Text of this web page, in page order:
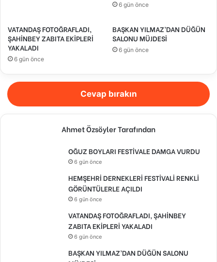
6 gün önce
VATANDAŞ FOTOĞRAFLADI,
ŞAHİNBEY ZABITA EKİPLERİ
YAKALADI
6 gün önce
BAŞKAN YILMAZ’DAN DÜĞÜN
SALONU MÜJDESİ
6 gün önce
Cevap bırakın
Ahmet Özsöyler Tarafından
OĞUZ BOYLARI FESTİVALE DAMGA VURDU
6 gün önce
HEMŞEHRİ DERNEKLERİ FESTİVALİ RENKLİ
GÖRÜNTÜLERLE AÇILDI
6 gün önce
VATANDAŞ FOTOĞRAFLADI, ŞAHİNBEY
ZABITA EKİPLERİ YAKALADI
6 gün önce
BAŞKAN YILMAZ’DAN DÜĞÜN SALONU